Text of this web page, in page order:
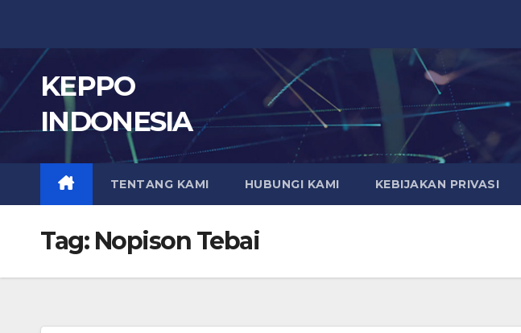
content
KEPPO
INDONESIA
TENTANG KAMI HUBUNGI KAMI KEBIJAKAN PRIVASI
Tag: Nopison Tebai